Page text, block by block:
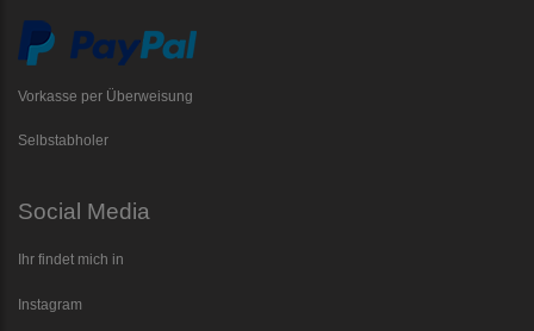
Vorkasse per Überweisung
Selbstabholer
Social Media
Ihr findet mich in
Instagram